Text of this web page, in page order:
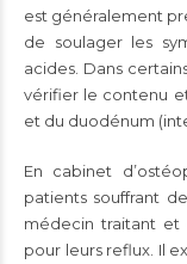
est généralement
de soulager les
acides. Dans
vérifier le contenu
et du duodénum
En cabinet
patients souffrant
médecin traitant et
pour leurs reflux. Il